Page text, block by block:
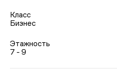
Класс
Бизнес
Этажность
7 - 9